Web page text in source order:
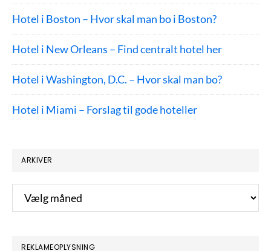
Hotel i Boston – Hvor skal man bo i Boston?
Hotel i New Orleans – Find centralt hotel her
Hotel i Washington, D.C. – Hvor skal man bo?
Hotel i Miami – Forslag til gode hoteller
ARKIVER
Arkiver
REKLAMEOPLYSNING